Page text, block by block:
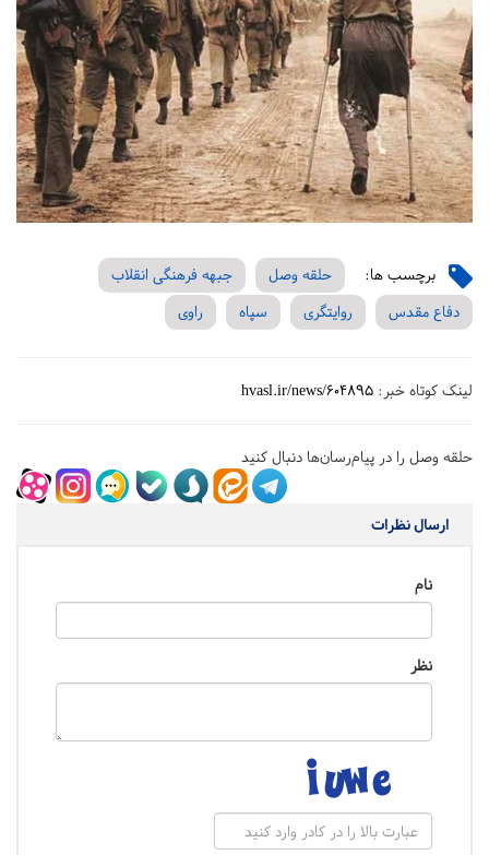
برچسب ها: حلقه وصل
جبهه فرهنگی انقلاب
دفاع مقدس
روایتگری سپاه راوی
لینک کوتاه خبر: hvasl.ir/news/604895
حلقه وصل را در پیام‌رسان‌ها دنبال کنید
ارسال نظرات
نام
نظر